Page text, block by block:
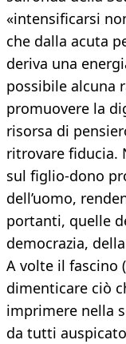
«intensificarsi
che dalla acuta
deriva una
possibile alcuna
promuovere la
risorsa di
ritrovare fiducia.
sul figlio-dono
dell’uomo,
portanti, quelle
democrazia,
A volte il fascino
dimenticare ciò
imprimere nella
da tutti